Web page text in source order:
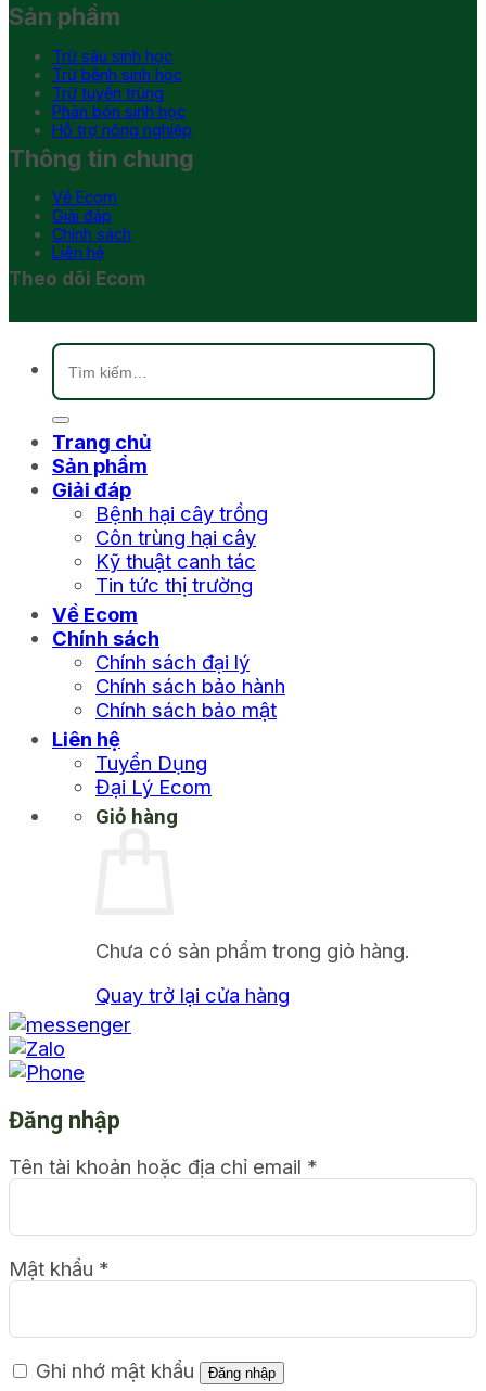
Sản phẩm
Trừ sâu sinh học
Trừ bệnh sinh học
Trừ tuyến trùng
Phân bón sinh học
Hỗ trợ nông nghiệp
Thông tin chung
Về Ecom
Giải đáp
Chính sách
Liên hệ
Theo dõi Ecom
Tìm
kiếm:
Trang chủ
Sản phẩm
Giải đáp
Bệnh hại cây trồng
Côn trùng hại cây
Kỹ thuật canh tác
Tin tức thị trường
Về Ecom
Chính sách
Chính sách đại lý
Chính sách bảo hành
Chính sách bảo mật
Liên hệ
Tuyển Dụng
Đại Lý Ecom
Giỏ hàng
Chưa có sản phẩm trong giỏ hàng.
Quay trở lại cửa hàng
Đăng nhập
Tên tài khoản hoặc địa chỉ email *
Mật khẩu *
Ghi nhớ mật khẩu Đăng nhập